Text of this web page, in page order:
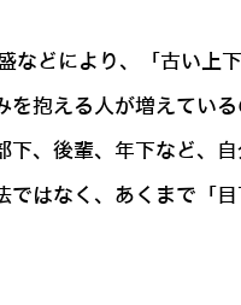
どにより、「古い
抱える人が増えている
、後輩、年下など、
ではなく、あくまで